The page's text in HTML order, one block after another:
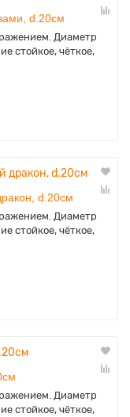
d.20см
Диаметр
стойкое, чёткое,
d.20см
Диаметр
стойкое, чёткое,
Диаметр
стойкое, чёткое,